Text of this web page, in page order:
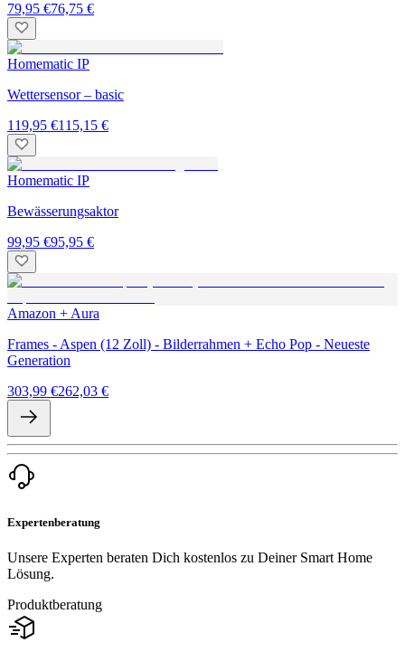
79,95 €76,75 €
Homematic IP
Wettersensor – basic
119,95 €115,15 €
Homematic IP
Bewässerungsaktor
99,95 €95,95 €
Amazon + Aura
Frames - Aspen (12 Zoll) - Bilderrahmen + Echo Pop - Neueste
Generation
303,99 €262,03 €
Expertenberatung
Unsere Experten beraten Dich kostenlos zu Deiner Smart Home
Lösung.
Produktberatung